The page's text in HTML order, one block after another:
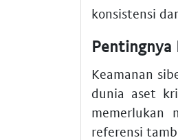
konsistensi
Pentingnya
Keamanan
dunia aset
memerlukan
referensi